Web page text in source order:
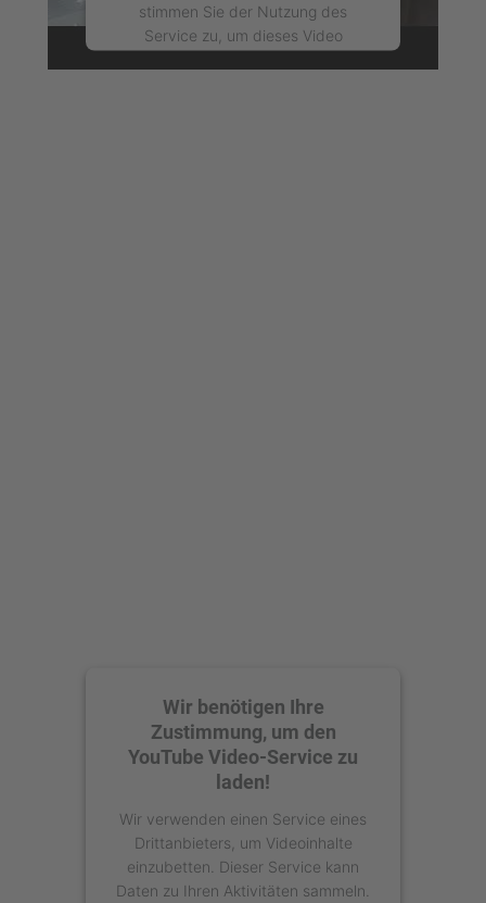
stimmen Sie der Nutzung des
Service zu, um dieses Video
Wir benötigen Ihre
Zustimmung, um den
YouTube Video-Service zu
laden!
Wir verwenden einen Service eines
Drittanbieters, um Videoinhalte
einzubetten. Dieser Service kann
Daten zu Ihren Aktivitäten sammeln.